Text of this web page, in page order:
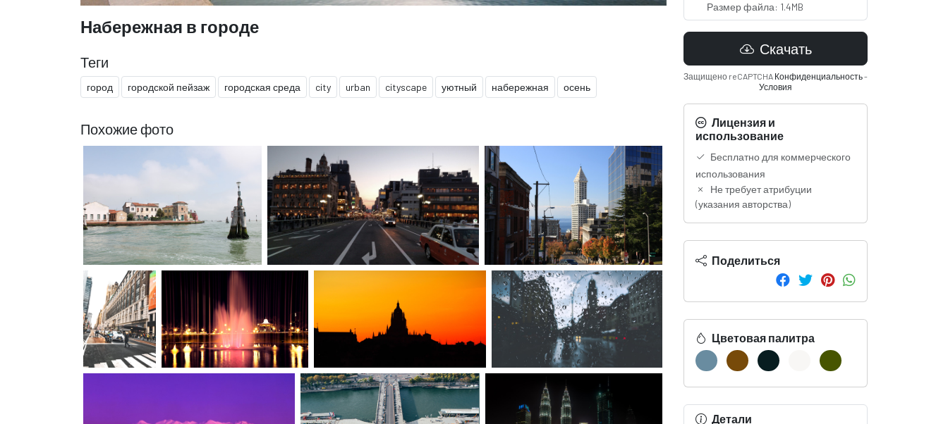
Набережная в городе
Теги
город городской пейзаж городская среда city urban cityscape уютный набережная осень
Похожие фото
Размер файла: 1.4MB
Скачать
Защищено reCAPTCHA Конфиденциальность-
Условия
Лицензия и
использование
Бесплатно для коммерческого
использования
Не требует атрибуции
(указания авторства)
Поделиться
Цветовая палитра
Детали